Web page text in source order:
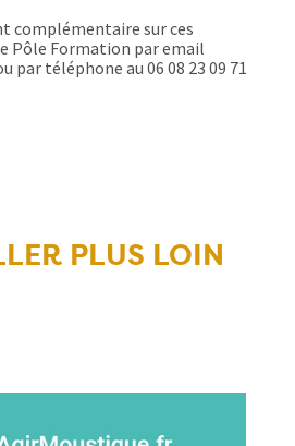
complémentaire sur ces
Pôle Formation par email
par téléphone au 06 08 23 09 71
PLUS LOIN